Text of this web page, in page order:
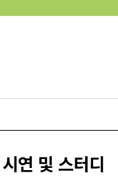
연 및 스터디